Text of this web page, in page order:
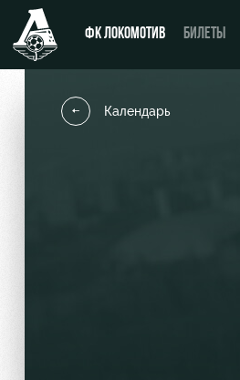
ФК ЛОКОМОТИВ БИЛЕТЫ
Календарь